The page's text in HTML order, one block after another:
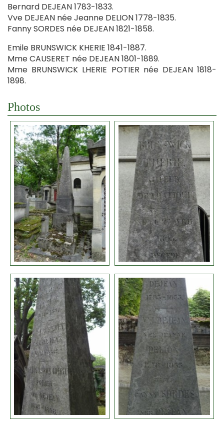
Bernard DEJEAN 1783-1833.
Vve DEJEAN née Jeanne DELION 1778-1835.
Fanny SORDES née DEJEAN 1821-1858.
Emile BRUNSWICK KHERIE 1841-1887.
Mme CAUSERET née DEJEAN 1801-1889.
Mme BRUNSWICK LHERIE POTIER née DEJEAN 1818-
1898.
Photos